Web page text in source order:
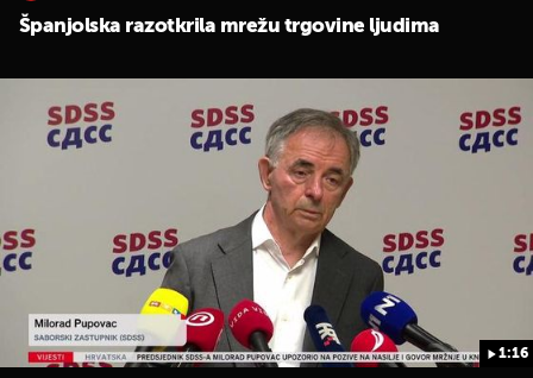
Španjolska razotkrila mrežu trgovine ljudima
1:16